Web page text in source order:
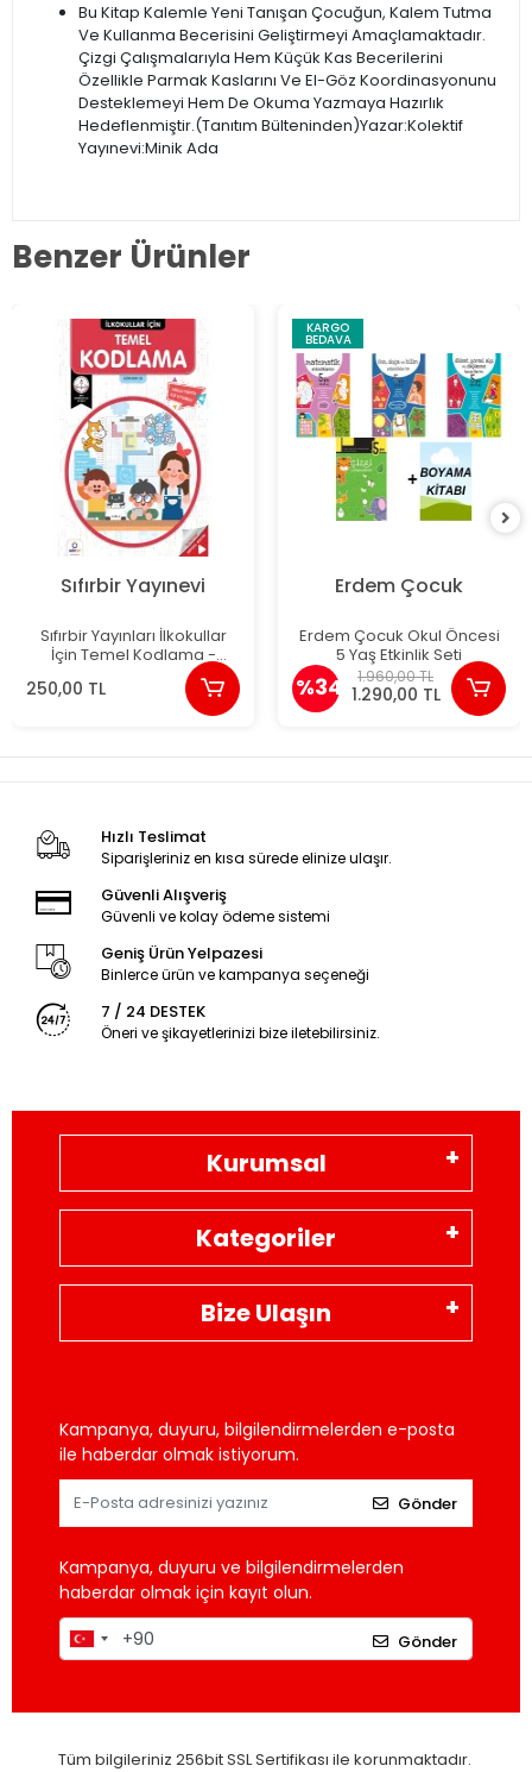
Bu Kitap Kalemle Yeni Tanışan Çocuğun, Kalem Tutma
Ve Kullanma Becerisini Geliştirmeyi Amaçlamaktadır.
Çizgi Çalışmalarıyla Hem Küçük Kas Becerilerini
Özellikle Parmak Kaslarını Ve El-Göz Koordinasyonunu
Desteklemeyi Hem De Okuma Yazmaya Hazırlık
Hedeflenmiştir.(Tanıtım Bülteninden)Yazar:Kolektif
Yayınevi:Minik Ada
Benzer Ürünler
Sıfırbir Yayınevi
Sıfırbir Yayınları İlkokullar
İçin Temel Kodlama -
250,00 TL
KARGO
BEDAVA
Erdem Çocuk
Erdem Çocuk Okul Öncesi
5 Yaş Etkinlik Seti
%34 1.960,00 TL
1.290,00 TL
Hızlı Teslimat
Siparişleriniz en kısa sürede elinize ulaşır.
Güvenli Alışveriş
Güvenli ve kolay ödeme sistemi
Geniş Ürün Yelpazesi
Binlerce ürün ve kampanya seçeneği
7 / 24 DESTEK
Öneri ve şikayetlerinizi bize iletebilirsiniz.
Kurumsal
Kategoriler
Bize Ulaşın
Kampanya, duyuru, bilgilendirmelerden e-posta
ile haberdar olmak istiyorum.
Gönder
Kampanya, duyuru ve bilgilendirmelerden
haberdar olmak için kayıt olun.
Gönder
Tüm bilgileriniz 256bit SSL Sertifikası ile korunmaktadır.